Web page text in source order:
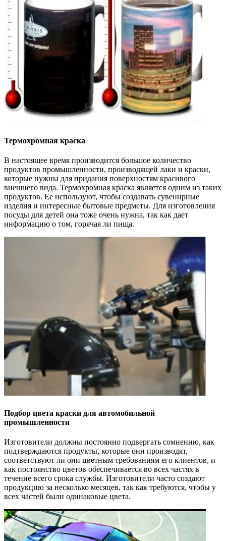
Термохромная краска
В настоящее время производится большое количество
продуктов промышленности, производящей лаки и краски,
которые нужны для придания поверхностям красивого
внешнего вида. Термохромная краска является одним из таких
продуктов. Ее используют, чтобы создавать сувенирные
изделия и интересные бытовые предметы. Для изготовления
посуды для детей она тоже очень нужна, так как дает
информацию о том, горячая ли пища.
Подбор цвета краски для автомобильной
промышленности
Изготовители должны постоянно подвергать сомнению, как
подтверждаются продукты, которые они производят,
соответствуют ли они цветным требованиям его клиентов, и
как постоянство цветов обеспечивается во всех частях в
течение всего срока службы. Изготовители часто создают
продукцию за несколько месяцев, так как требуются, чтобы у
всех частей были одинаковые цвета.